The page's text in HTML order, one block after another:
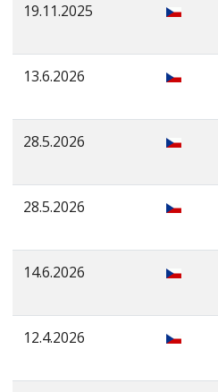
19.11.2025
13.6.2026
28.5.2026
28.5.2026
14.6.2026
12.4.2026